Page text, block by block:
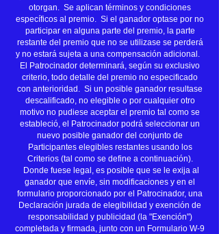
otorgan. Se aplican términos y condiciones
específicos al premio. Si el ganador optase por no
participar en alguna parte del premio, la parte
restante del premio que no se utilizase se perderá
y no estará sujeta a una compensación adicional.
El Patrocinador determinará, según su exclusivo
criterio, todo detalle del premio no especificado
con anterioridad. Si un posible ganador resultase
descalificado, no elegible o por cualquier otro
motivo no pudiese aceptar el premio tal como se
estableció, el Patrocinador podrá seleccionar un
nuevo posible ganador del conjunto de
Participantes elegibles restantes usando los
Criterios (tal como se define a continuación).
Donde fuese legal, es posible que se le exija al
ganador que envíe, sin modificaciones y en el
formulario proporcionado por el Patrocinador, una
Declaración jurada de elegibilidad y exención de
responsabilidad y publicidad (la "Exención")
completada y firmada, junto con un Formulario W-9